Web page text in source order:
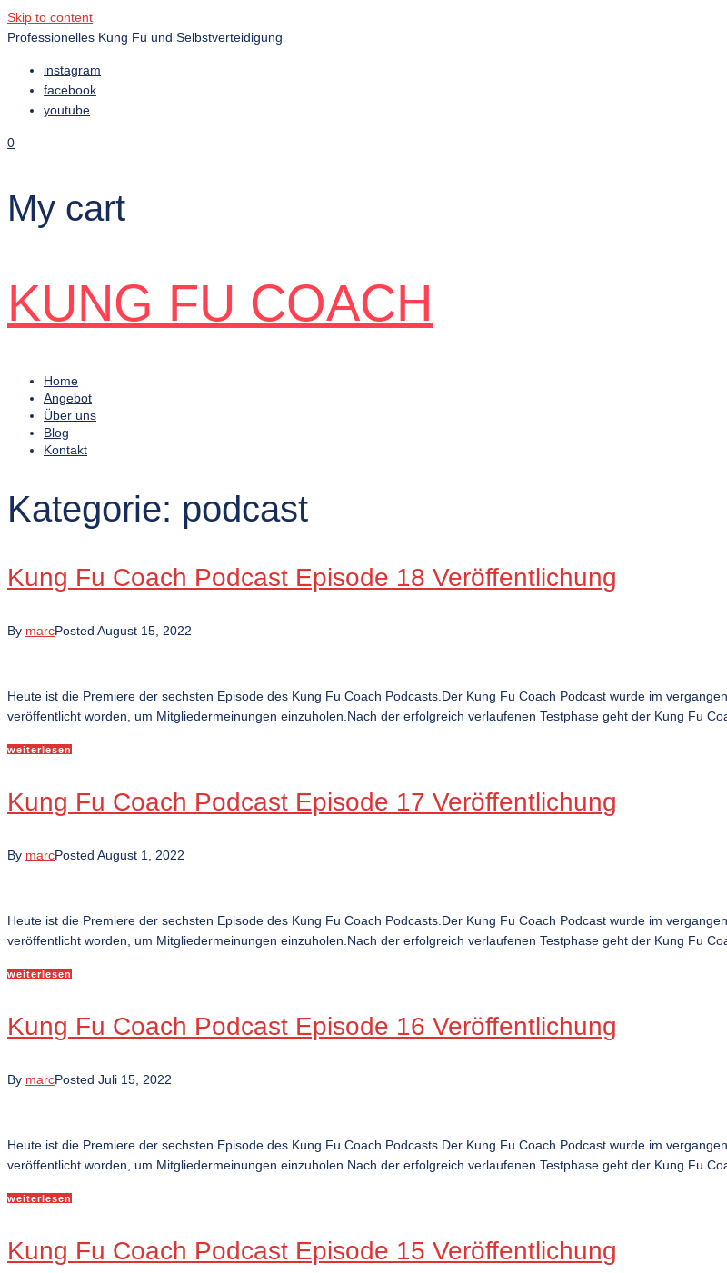
Skip to content
Professionelles Kung Fu und Selbstverteidigung
instagram
facebook
youtube
0
My cart
KUNG FU COACH
Home
Angebot
Über uns
Blog
Kontakt
Kategorie: podcast
Kung Fu Coach Podcast Episode 18 Veröffentlichung
By marcPosted August 15, 2022
Heute ist die Premiere der sechsten Episode des Kung Fu Coach Podcasts.Der Kung Fu Coach Podcast wurde im
veröffentlicht worden, um Mitgliedermeinungen einzuholen.Nach der erfolgreich verlaufenen Testphase geht der Kung Fu
weiterlesen
Kung Fu Coach Podcast Episode 17 Veröffentlichung
By marcPosted August 1, 2022
Heute ist die Premiere der sechsten Episode des Kung Fu Coach Podcasts.Der Kung Fu Coach Podcast wurde im
veröffentlicht worden, um Mitgliedermeinungen einzuholen.Nach der erfolgreich verlaufenen Testphase geht der Kung Fu
weiterlesen
Kung Fu Coach Podcast Episode 16 Veröffentlichung
By marcPosted Juli 15, 2022
Heute ist die Premiere der sechsten Episode des Kung Fu Coach Podcasts.Der Kung Fu Coach Podcast wurde im
veröffentlicht worden, um Mitgliedermeinungen einzuholen.Nach der erfolgreich verlaufenen Testphase geht der Kung Fu
weiterlesen
Kung Fu Coach Podcast Episode 15 Veröffentlichung